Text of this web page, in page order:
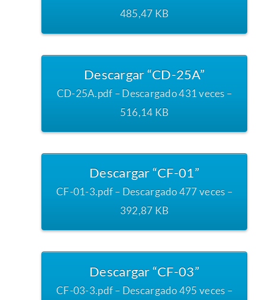
485,47 KB
Descargar “CD-25A”
CD-25A.pdf – Descargado 431 veces –
516,14 KB
Descargar “CF-01”
CF-01-3.pdf – Descargado 477 veces –
392,87 KB
Descargar “CF-03”
CF-03-3.pdf – Descargado 495 veces –